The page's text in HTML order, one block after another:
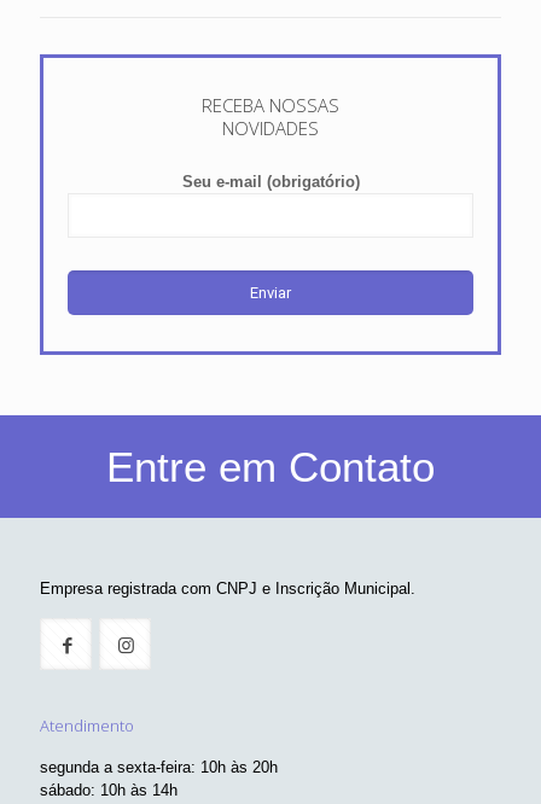
RECEBA NOSSAS
NOVIDADES
Seu e-mail (obrigatório)
Entre em Contato
Empresa registrada com CNPJ e Inscrição Municipal.
Atendimento
segunda a sexta-feira: 10h às 20h
sábado: 10h às 14h